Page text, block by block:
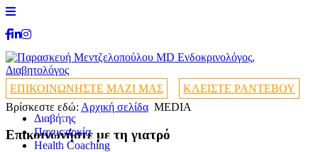
ΕΠΙΚΟΙΝΩΝΗΣΤΕ ΜΑΖΙ ΜΑΣ ΚΛΕΙΣΤΕ ΡΑΝΤΕΒΟΥ
Διαβήτης
+
Παχυσαρκία
+
Health Coaching
+
+
Βρίσκεστε εδώ: Αρχική σελίδα MEDIA
Επικοινωνήστε με τη γιατρό